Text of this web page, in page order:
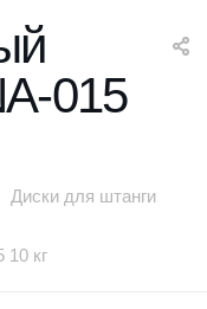
015
Диски для штанги
кг